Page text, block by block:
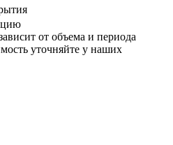
от объема и периода
уточняйте у наших